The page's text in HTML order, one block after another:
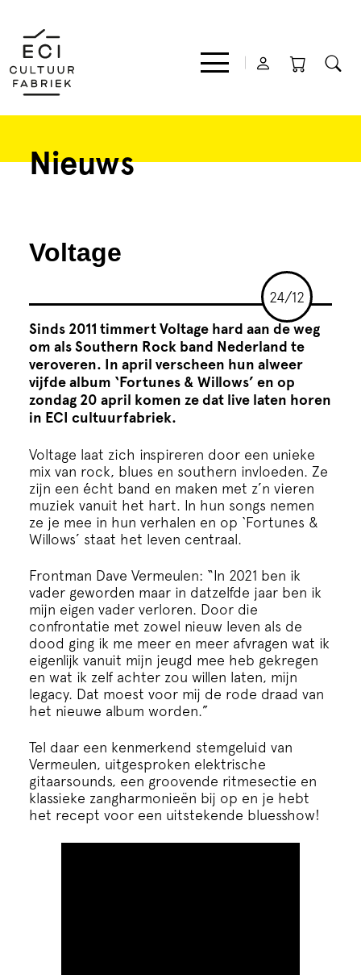
Film
Theater
Cursus
Onderwijs
ECI Cultuurcafé
Over ons
Contact
Steun ons
Nieuws
Voltage
24/12
Sinds 2011 timmert Voltage hard aan de weg
om als Southern Rock band Nederland te
veroveren. In april verscheen hun alweer
vijfde album ‘Fortunes & Willows’ en op
zondag 20 april komen ze dat live laten horen
in ECI cultuurfabriek.
Voltage laat zich inspireren door een unieke
mix van rock, blues en southern invloeden. Ze
zijn een écht band en maken met z’n vieren
muziek vanuit het hart. In hun songs nemen
ze je mee in hun verhalen en op ‘Fortunes &
Willows’ staat het leven centraal.
Frontman Dave Vermeulen: “In 2021 ben ik
vader geworden maar in datzelfde jaar ben ik
mijn eigen vader verloren. Door die
confrontatie met zowel nieuw leven als de
dood ging ik me meer en meer afvragen wat ik
eigenlijk vanuit mijn jeugd mee heb gekregen
en wat ik zelf achter zou willen laten, mijn
legacy. Dat moest voor mij de rode draad van
het nieuwe album worden.”
Tel daar een kenmerkend stemgeluid van
Vermeulen, uitgesproken elektrische
gitaarsounds, een groovende ritmesectie en
klassieke zangharmonieën bij op en je hebt
het recept voor een uitstekende bluesshow!